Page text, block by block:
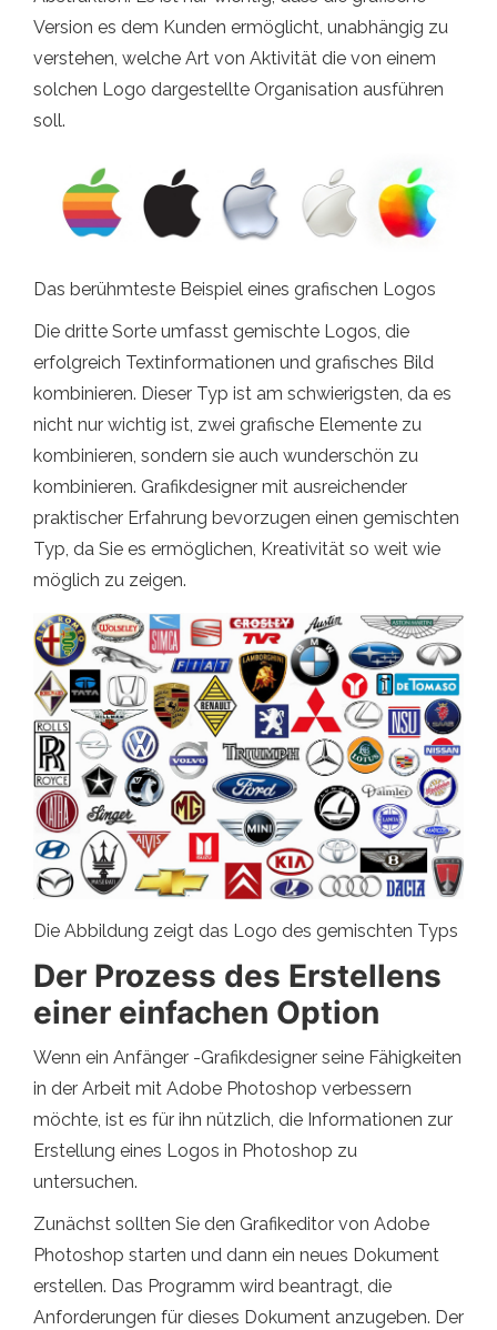
Version es dem Kunden ermöglicht, unabhängig zu
verstehen, welche Art von Aktivität die von einem
solchen Logo dargestellte Organisation ausführen
soll.
Das berühmteste Beispiel eines grafischen Logos
Die dritte Sorte umfasst gemischte Logos, die
erfolgreich Textinformationen und grafisches Bild
kombinieren. Dieser Typ ist am schwierigsten, da es
nicht nur wichtig ist, zwei grafische Elemente zu
kombinieren, sondern sie auch wunderschön zu
kombinieren. Grafikdesigner mit ausreichender
praktischer Erfahrung bevorzugen einen gemischten
Typ, da Sie es ermöglichen, Kreativität so weit wie
möglich zu zeigen.
Die Abbildung zeigt das Logo des gemischten Typs
Der Prozess des Erstellens
einer einfachen Option
Wenn ein Anfänger -Grafikdesigner seine Fähigkeiten
in der Arbeit mit Adobe Photoshop verbessern
möchte, ist es für ihn nützlich, die Informationen zur
Erstellung eines Logos in Photoshop zu
untersuchen.
Zunächst sollten Sie den Grafikeditor von Adobe
Photoshop starten und dann ein neues Dokument
erstellen. Das Programm wird beantragt, die
Anforderungen für dieses Dokument anzugeben. Der